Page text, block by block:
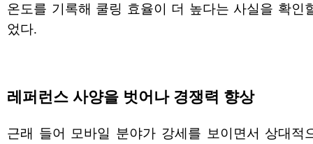
온도를 기록해 쿨링 효율이 더 높다는 사실을 확인
었다.
레퍼런스 사양을 벗어나 경쟁력 향상
근래 들어 모바일 분야가 강세를 보이면서 상대적